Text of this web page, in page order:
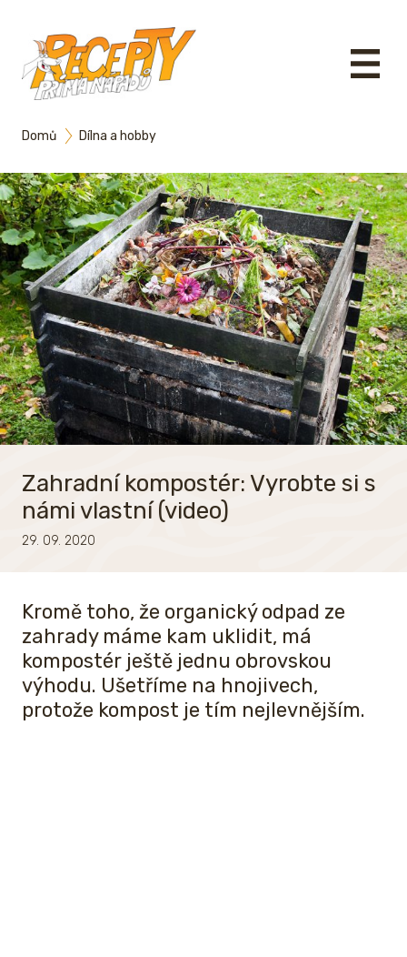
Domů Dílna a hobby
Zahradní kompostér: Vyrobte si s
námi vlastní (video)
29. 09. 2020
Kromě toho, že organický odpad ze
zahrady máme kam uklidit, má
kompostér ještě jednu obrovskou
výhodu. Ušetříme na hnojivech,
protože kompost je tím nejlevnějším.